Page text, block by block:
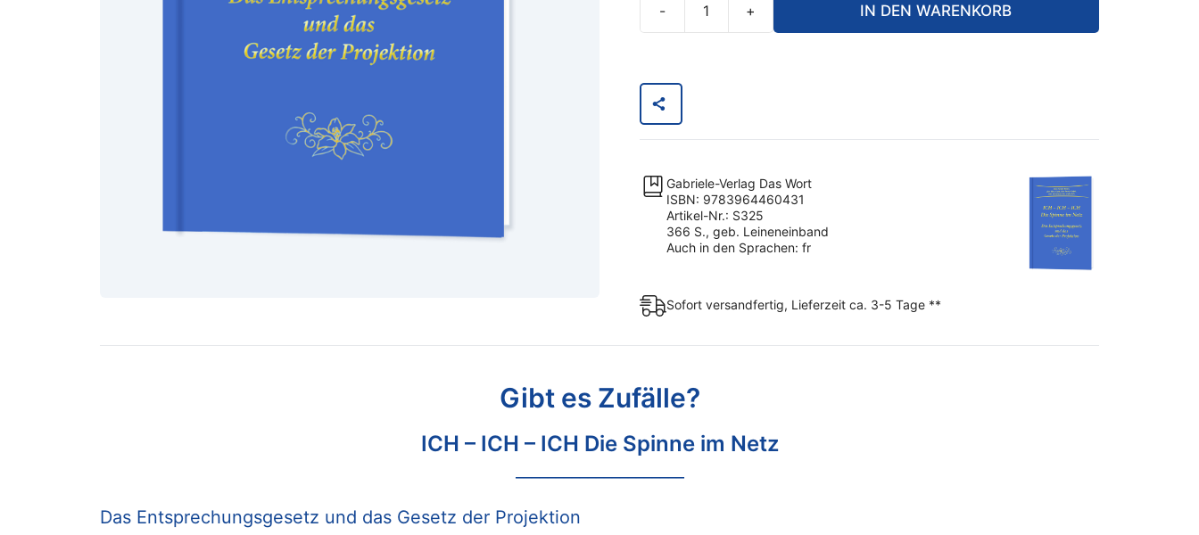
-
-
ICH
im
Netz
Menge
+ IN DEN WARENKORB
Gabriele-Verlag Das Wort
ISBN: 9783964460431
Artikel-Nr.: S325
366 S., geb. Leineneinband
Auch in den Sprachen: fr
Sofort versandfertig, Lieferzeit ca. 3-5 Tage **
Gibt es Zufälle?
ICH – ICH – ICH Die Spinne im Netz
Das Entsprechungsgesetz und das Gesetz der Projektion